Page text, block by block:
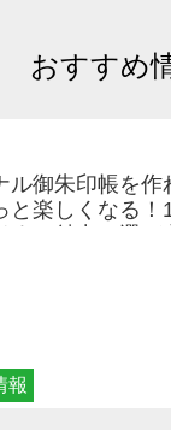
おすすめ
報
ル御朱印帳を作
と楽しくなる！